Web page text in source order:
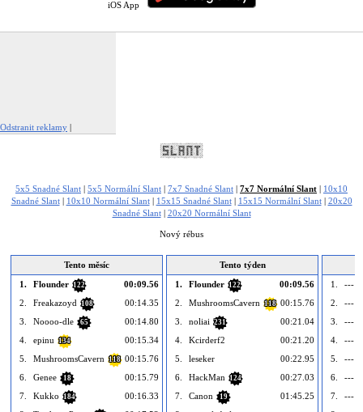
iOS App
Odstranit reklamy |
5x5 Snadné Slant | 5x5 Normální Slant | 7x7 Snadné Slant | 7x7 Normální Slant | 10x10
Snadné Slant| 10x10 Normální Slant| 15x15 Snadné Slant| 15x15 Normální Slant| 20x20
Snadné Slant| 20x20 Normální Slant
Nový rébus
Tento měsíc
1.
Flounder 122
00:09.56
2.
Freakazoyd 108
00:14.35
3.
Noooo-dle 65
00:14.80
4.
epinu 134
00:15.34
5.
MushroomsCavern 118 00:15.76
6.
Genee 18
00:15.79
7.
Kukko 184
00:16.33
Tento týden
1.
Flounder 122
00:09.56
2.
MushroomsCavern 118 00:15.76
3.
noliai 231
00:21.04
4.
Kcirderf2
00:21.20
5.
leseker
00:22.95
6.
HackMan 124
00:27.03
7.
Canon 19
01:45.25
1.
---
2.
---
3.
---
4.
---
5.
---
6.
---
7.
---